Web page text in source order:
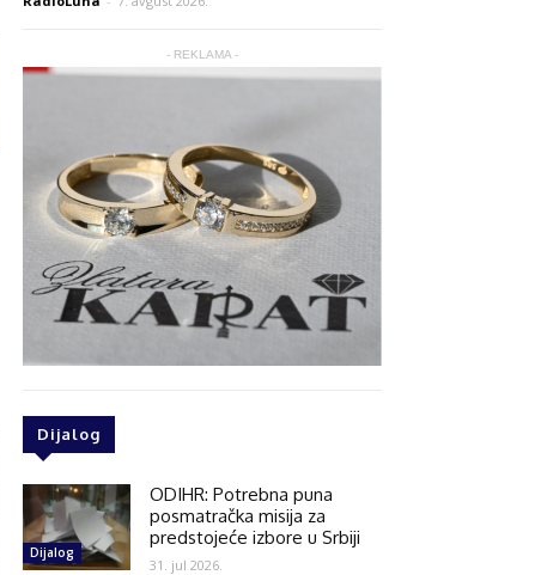
- REKLAMA -
Dijalog
Dijalog
ODIHR: Potrebna puna
posmatračka misija za
predstojeće izbore u Srbiji
31. jul 2026.